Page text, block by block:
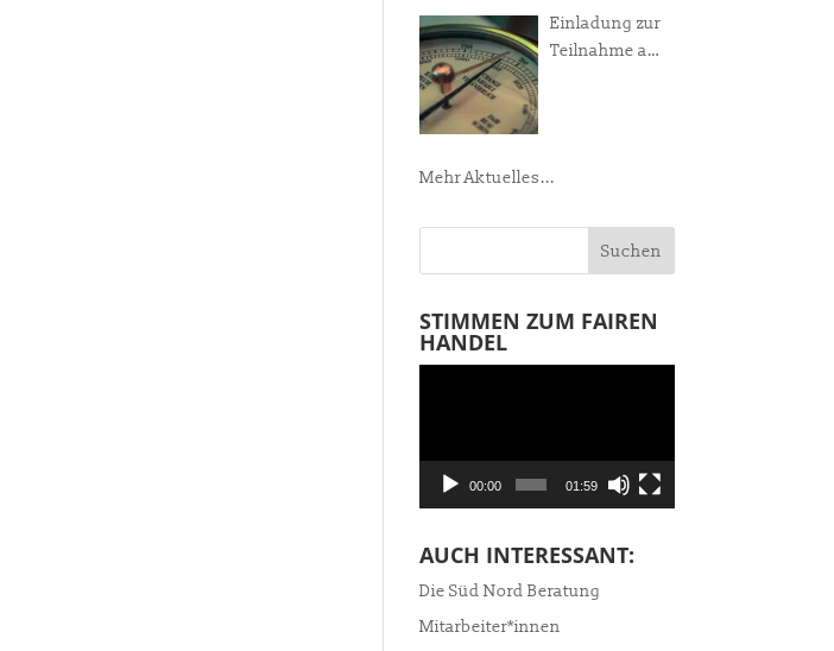
Einladung zur
Teilnahme am
Mehr Aktuelles...
STIMMEN ZUM FAIREN
HANDEL
00:00 01:59
AUCH INTERESSANT:
Die Süd Nord Beratung
Mitarbeiter*innen